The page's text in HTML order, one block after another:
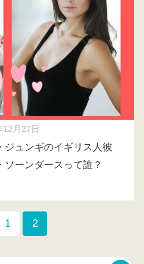
12月27日
ュンギのイギリス人彼
ーンダースって誰？
1 2